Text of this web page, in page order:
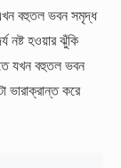
বহুতল ভবন সমৃদ্ধ
নষ্ট হওয়ার ঝুঁকি
যখন বহুতল ভবন
ভারাক্রান্ত করে